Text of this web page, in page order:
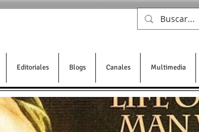
Editoriales Blogs Canales Multimedia